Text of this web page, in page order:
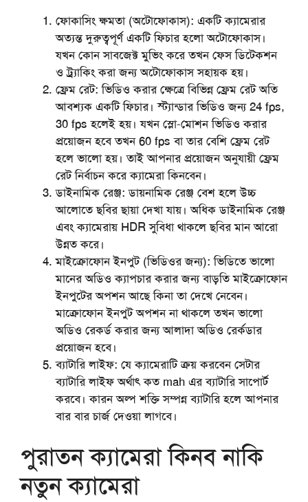
ফোকাসিং ক্ষমতা (অটোফোকাস): একটি ক্যামেরার
অত্যন্ত দুরুত্বপূর্ণ একটি ফিচার হলো অটোফোকাস।
যখন কোন সাবজেক্ট মুভিং করে তখন ফেস ডিটেকশন
ও ট্র্যাকিং করা জন্য অটোফোকাস সহায়ক হয়।
ফ্রেম রেট: ভিডিও করার ক্ষেত্রে বিভিন্ন ফ্রেম রেট অতি
আবশ্যক একটি ফিচার। স্ট্যান্ডার ভিডিও জন্য 24 fps,
30 fps হলেই হয়। যখন স্লো-মোশন ভিডিও করার
প্রয়োজন হবে তখন 60 fps বা তার বেশি ফ্রেম রেট
হলে ভালো হয়। তাই আপনার প্রয়োজন অনুযায়ী ফ্রেম
রেট নির্বাচন করে ক্যামেরা কিনবেন।
ডাইনামিক রেঞ্জ: ডায়নামিক রেঞ্জ বেশ হলে উচ্চ
আলোতে ছবির ছায়া দেখা যায়। অধিক ডাইনামিক রেঞ্জ
এবং ক্যামেরায় HDR সুবিধা থাকলে ছবির মান আরো
উন্নত করে।
মাইক্রোফোন ইনপুট (ভিডিওর জন্য): ভিডিতে ভালো
মানের অডিও ক্যাপচার করার জন্য বাড়তি মাইক্রোফোন
ইনপুটের অপশন আছে কিনা তা দেখে নেবেন।
মাক্রোফোন ইনপুট অপশন না থাকলে তখন ভালো
অডিও রেকর্ড করার জন্য আলাদা অডিও রের্কডার
প্রয়োজন হবে।
ব্যাটারি লাইফ: যে ক্যামেরাটি ক্রয় করবেন সেটার
ব্যাটারি লাইফ অর্থাৎ কত mah এর ব্যাটারি সাপোর্ট
করবে। কারন অল্প শক্তি সম্পন্ন ব্যাটারি হলে আপনার
বার বার চার্জ দেওয়া লাগবে।
পুরাতন ক্যামেরা কিনব নাকি
নতুন ক্যামেরা